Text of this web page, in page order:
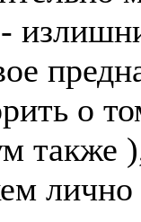
о
также